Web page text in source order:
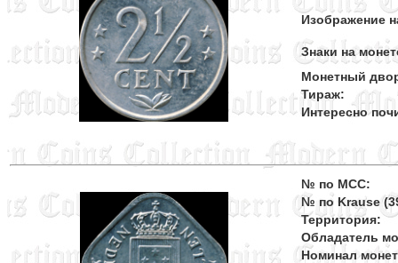
Изображение
Знаки на
Монетный
Тираж:
Интересно
№ по MCC:
№ по Krause
Территория:
Обладатель
Номинал